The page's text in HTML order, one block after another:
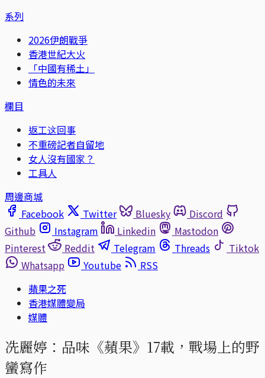
系列
2026伊朗戰爭
香港世紀大火
「中國有稀土」
情色的未來
欄目
返工这回事
不重磅記者自留地
女人沒有國家？
工具人
周邊商城
Facebook
Twitter Bluesky
Discord
Github
Instagram Linkedin
Mastodon
Pinterest
Reddit Telegram Threads
Tiktok
Whatsapp
Youtube
RSS
蘋果之死
香港媒體變局
媒體
冼麗婷：品味《蘋果》17載，戰場上的野
蠻寫作